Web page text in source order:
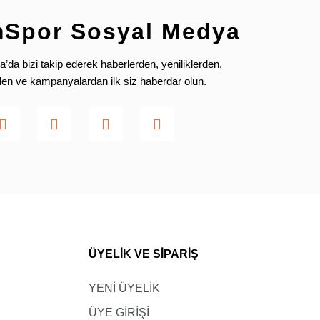
Sosyal Medya
bizi takip ederek haberlerden, yeniliklerden,
ve kampanyalardan ilk siz haberdar olun.
ÜYELİK VE SİPARİŞ
YENİ ÜYELİK
ÜYE GİRİŞİ